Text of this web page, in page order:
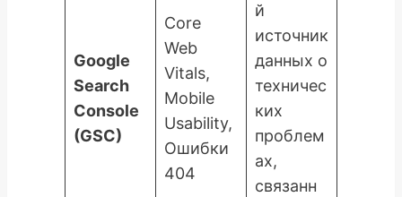
Google
Search
Console
(GSC)
Core
Web
Vitals,
Mobile
Usability,
Ошибки
404
й
источник
данных о
техничес
ких
проблем
ах,
связанн